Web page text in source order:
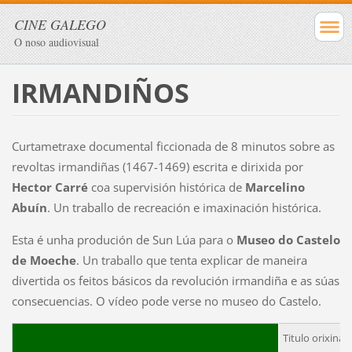
CINE GALEGO
O noso audiovisual
IRMANDIÑOS
Curtametraxe documental ficcionada de 8 minutos sobre as
revoltas irmandiñas (1467-1469) escrita e dirixida por
Hector Carré coa supervisión histórica de Marcelino
Abuín. Un traballo de recreación e imaxinación histórica.
Esta é unha produción de Sun Lúa para o Museo do Castelo
de Moeche. Un traballo que tenta explicar de maneira
divertida os feitos básicos da revolución irmandiña e as súas
consecuencias. O vídeo pode verse no museo do Castelo.
Titulo